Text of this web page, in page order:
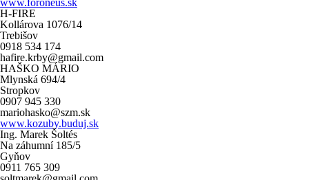
www.foroneus.sk
H-FIRE
Kollárova 1076/14
Trebišov
0918 534 174
hafire.krby@gmail.com
HAŠKO MÁRIO
Mlynská 694/4
Stropkov
0907 945 330
mariohasko@szm.sk
www.kozuby.buduj.sk
Ing. Marek Šoltés
Na záhumní 185/5
Gyňov
0911 765 309